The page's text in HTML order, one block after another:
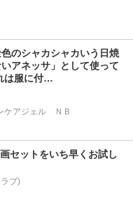
のシャカシャカいう日焼
アネッサ」として使って
は服に付…
ケアジェル　ＮＢ
セットをいち早くお試し
ブ)